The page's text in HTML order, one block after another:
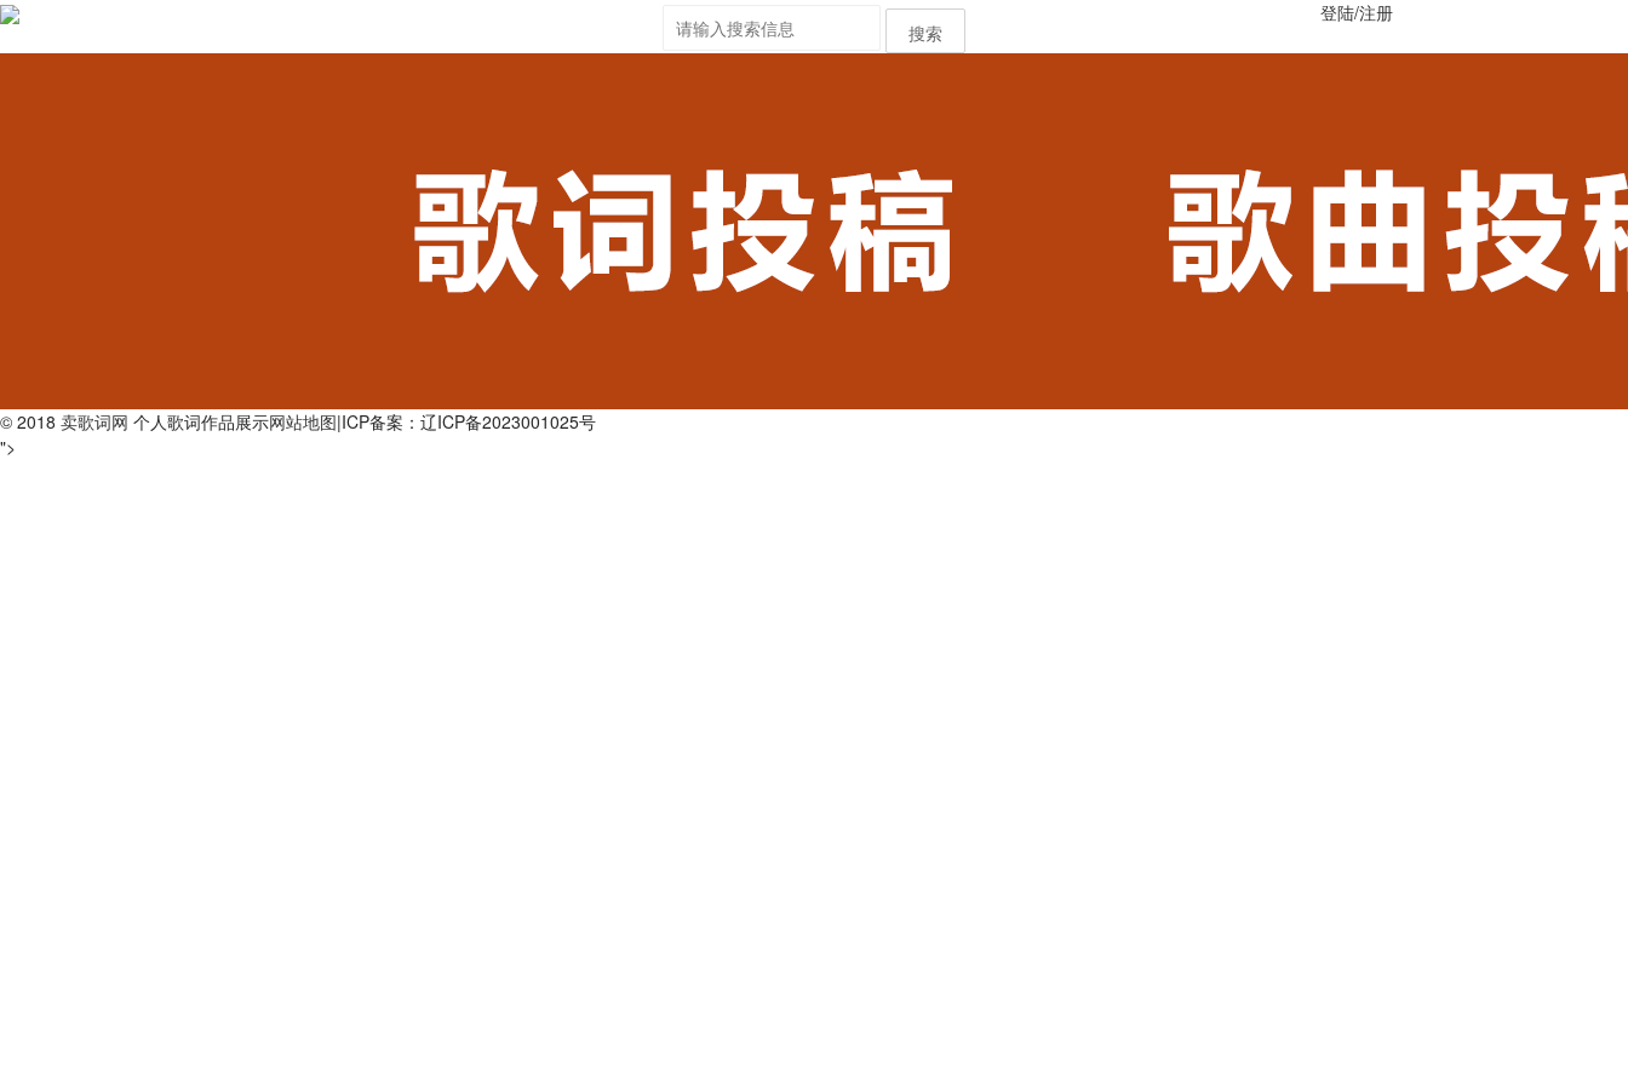
搜索
登陆/注册
© 2018 卖歌词网 个人歌词作品展示网站地图|ICP备案：辽ICP备2023001025号
">